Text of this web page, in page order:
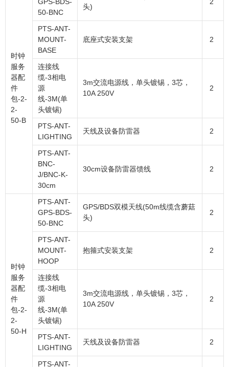
时钟
服务
器配
件
包-2-
2-
50-B
50-BNC
头)
PTS-ANT-
MOUNT-
BASE
底座式安装支架 2
连接线
缆-3相电
源
线-3M(单
头镀锡)
3m交流电源线，单头镀锡，3芯，
10A 250V
2
PTS-ANT-
LIGHTING
天线及设备防雷器 2
PTS-ANT-
BNC-
J/BNC-K-
30cm
30cm设备防雷器馈线 2
时钟
服务
器配
件
包-2-
2-
50-H
PTS-ANT-
GPS-BDS-
50-BNC
GPS/BDS双模天线(50m线缆含蘑菇
头)
2
PTS-ANT-
MOUNT-
HOOP
抱箍式安装支架 2
连接线
缆-3相电
源
线-3M(单
头镀锡)
3m交流电源线，单头镀锡，3芯，
10A 250V
2
PTS-ANT-
LIGHTING
天线及设备防雷器 2
PTS-ANT-